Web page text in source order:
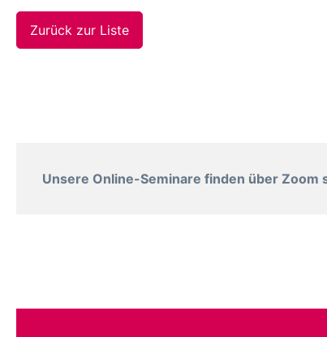
Zurück zur Liste
Unsere Online-Seminare finden über Zoom